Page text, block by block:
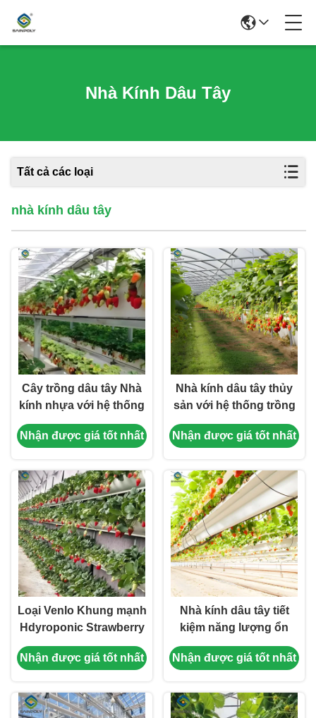
Nhà Kính Dâu Tây
Tất cả các loại
nhà kính dâu tây
Cây trồng dâu tây Nhà
kính nhựa với hệ thống
trồng thủy sản
Nhận được giá tốt nhất
Nhà kính dâu tây thủy
sản với hệ thống trồng
dễ dàng lắp ráp
Nhận được giá tốt nhất
Loại Venlo Khung mạnh
Hdyroponic Strawberry
Nhà kính Sản lượng
cao
Nhận được giá tốt nhất
Nhà kính dâu tây tiết
kiệm năng lượng ổn
định với hệ thống sưởi
ấm và làm mát
Nhận được giá tốt nhất